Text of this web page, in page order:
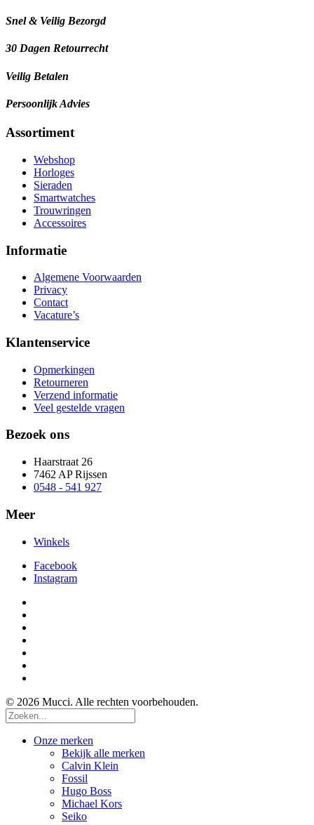
Snel & Veilig Bezorgd
30 Dagen Retourrecht
Veilig Betalen
Persoonlijk Advies
Assortiment
Webshop
Horloges
Sieraden
Smartwatches
Trouwringen
Accessoires
Informatie
Algemene Voorwaarden
Privacy
Contact
Vacature’s
Klantenservice
Opmerkingen
Retourneren
Verzend informatie
Veel gestelde vragen
Bezoek ons
Haarstraat 26
7462 AP Rijssen
0548 - 541 927
Meer
Winkels
Facebook
Instagram
© 2026 Mucci. Alle rechten voorbehouden.
Onze merken
Bekijk alle merken
Calvin Klein
Fossil
Hugo Boss
Michael Kors
Seiko